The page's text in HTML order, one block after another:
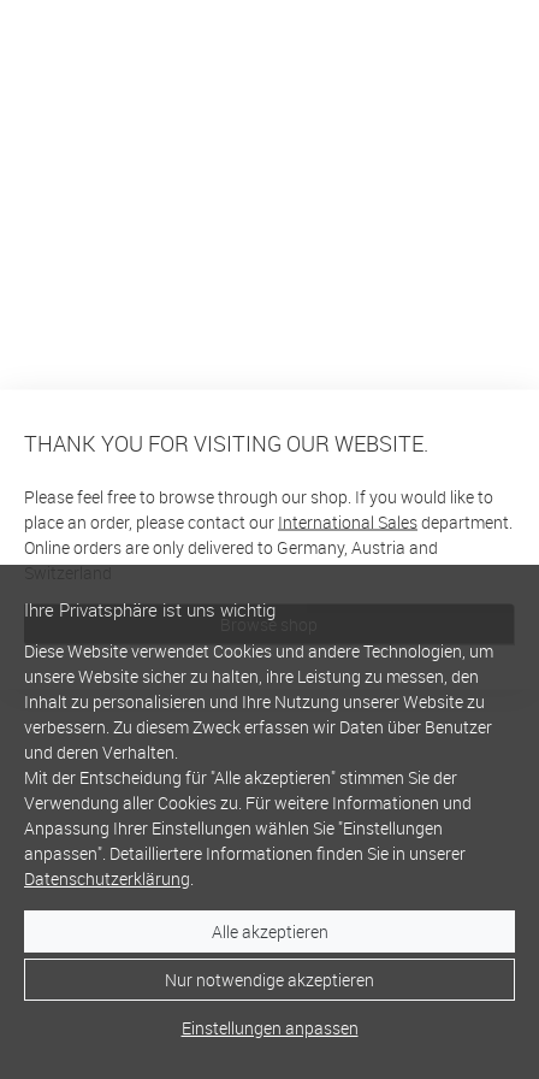
THANK YOU FOR VISITING OUR WEBSITE.
Please feel free to browse through our shop. If you would like to
place an order, please contact our International Salesdepartment.
Online orders are only delivered to Germany, Austria and
Switzerland
Browse shop
Ihre Privatsphäre ist uns wichtig
Diese Website verwendet Cookies und andere Technologien, um
unsere Website sicher zu halten, ihre Leistung zu messen, den
Inhalt zu personalisieren und Ihre Nutzung unserer Website zu
verbessern. Zu diesem Zweck erfassen wir Daten über Benutzer
und deren Verhalten.
Mit der Entscheidung für "Alle akzeptieren" stimmen Sie der
Verwendung aller Cookies zu. Für weitere Informationen und
Anpassung Ihrer Einstellungen wählen Sie "Einstellungen
anpassen". Detailliertere Informationen finden Sie in unserer
Datenschutzerklärung.
Alle akzeptieren
Nur notwendige akzeptieren
Einstellungen anpassen